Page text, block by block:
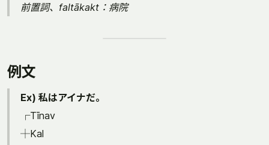
前置詞、faltākakt：病院
例文
Ex) 私はアイナだ。
┌Tīnav
┼Kal